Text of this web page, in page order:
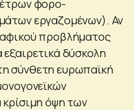
φορο-
εργαζομένων). Αν
προβλήματος
δύσκολη
σύνθετη ευρωπαϊκή
κρίσιμη όψη των